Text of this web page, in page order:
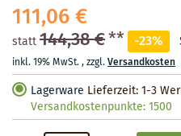
111,06 €
statt144,38 €** -23%
inkl. 19% MwSt.,zzgl.Versandkosten
Lagerware Lieferzeit: 1-3
Versandkostenpunkte:1500